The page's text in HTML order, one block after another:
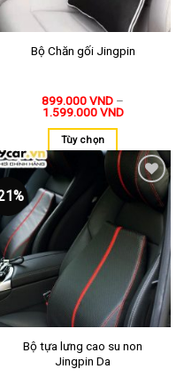
Bộ Chăn gối Jingpin
899.000VND –
1.599.000VND
Tùy chọn
Thêm
thích
Bộ tựa lưng cao su non
Jingpin Da